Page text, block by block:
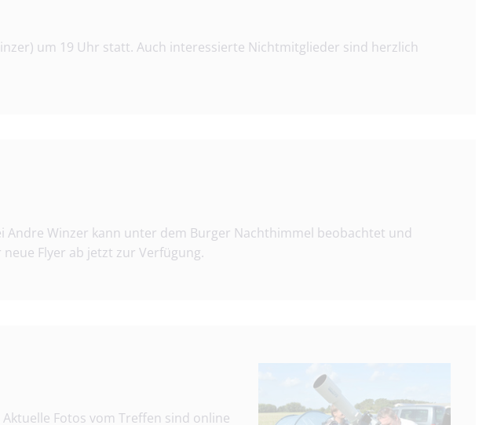
um 19 Uhr statt. Auch interessierte Nichtmitglieder sind herzlich
Andre Winzer kann unter dem Burger Nachthimmel beobachtet und
Flyer ab jetzt zur Verfügung.
Fotos vom Treffen sind online